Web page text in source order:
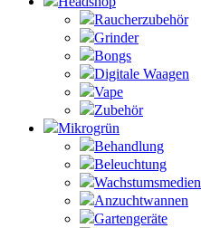
Raucherzubehör
Grinder
Bongs
Digitale Waagen
Vape
Zubehör
Mikrogrün
Behandlung
Beleuchtung
Wachstumsmedien
Anzuchtwannen
Gartengeräte